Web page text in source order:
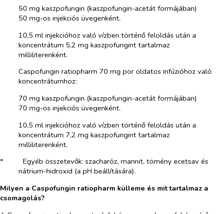
50 mg kaszpofungin (kaszpofungin-acetát formájában)
50 mg-os injekciós üvegenként.
10,5 ml injekcióhoz való vízben történő feloldás után a
koncentrátum 5,2 mg kaszpofungint tartalmaz
milliliterenként.
Caspofungin ratiopharm 70 mg por oldatos infúzióhoz való
koncentrátumhoz:
70 mg kaszpofungin (kaszpofungin-acetát formájában)
70 mg-os injekciós üvegenként.
10,5 ml injekcióhoz való vízben történő feloldás után a
koncentrátum 7,2 mg kaszpofungint tartalmaz
milliliterenként.
*​
Egyéb összetevők: szacharóz, mannit, tömény ecetsav és
nátrium-hidroxid (a pH beállítására).
Milyen a Caspofungin ratiopharm külleme és mit tartalmaz a
csomagolás?